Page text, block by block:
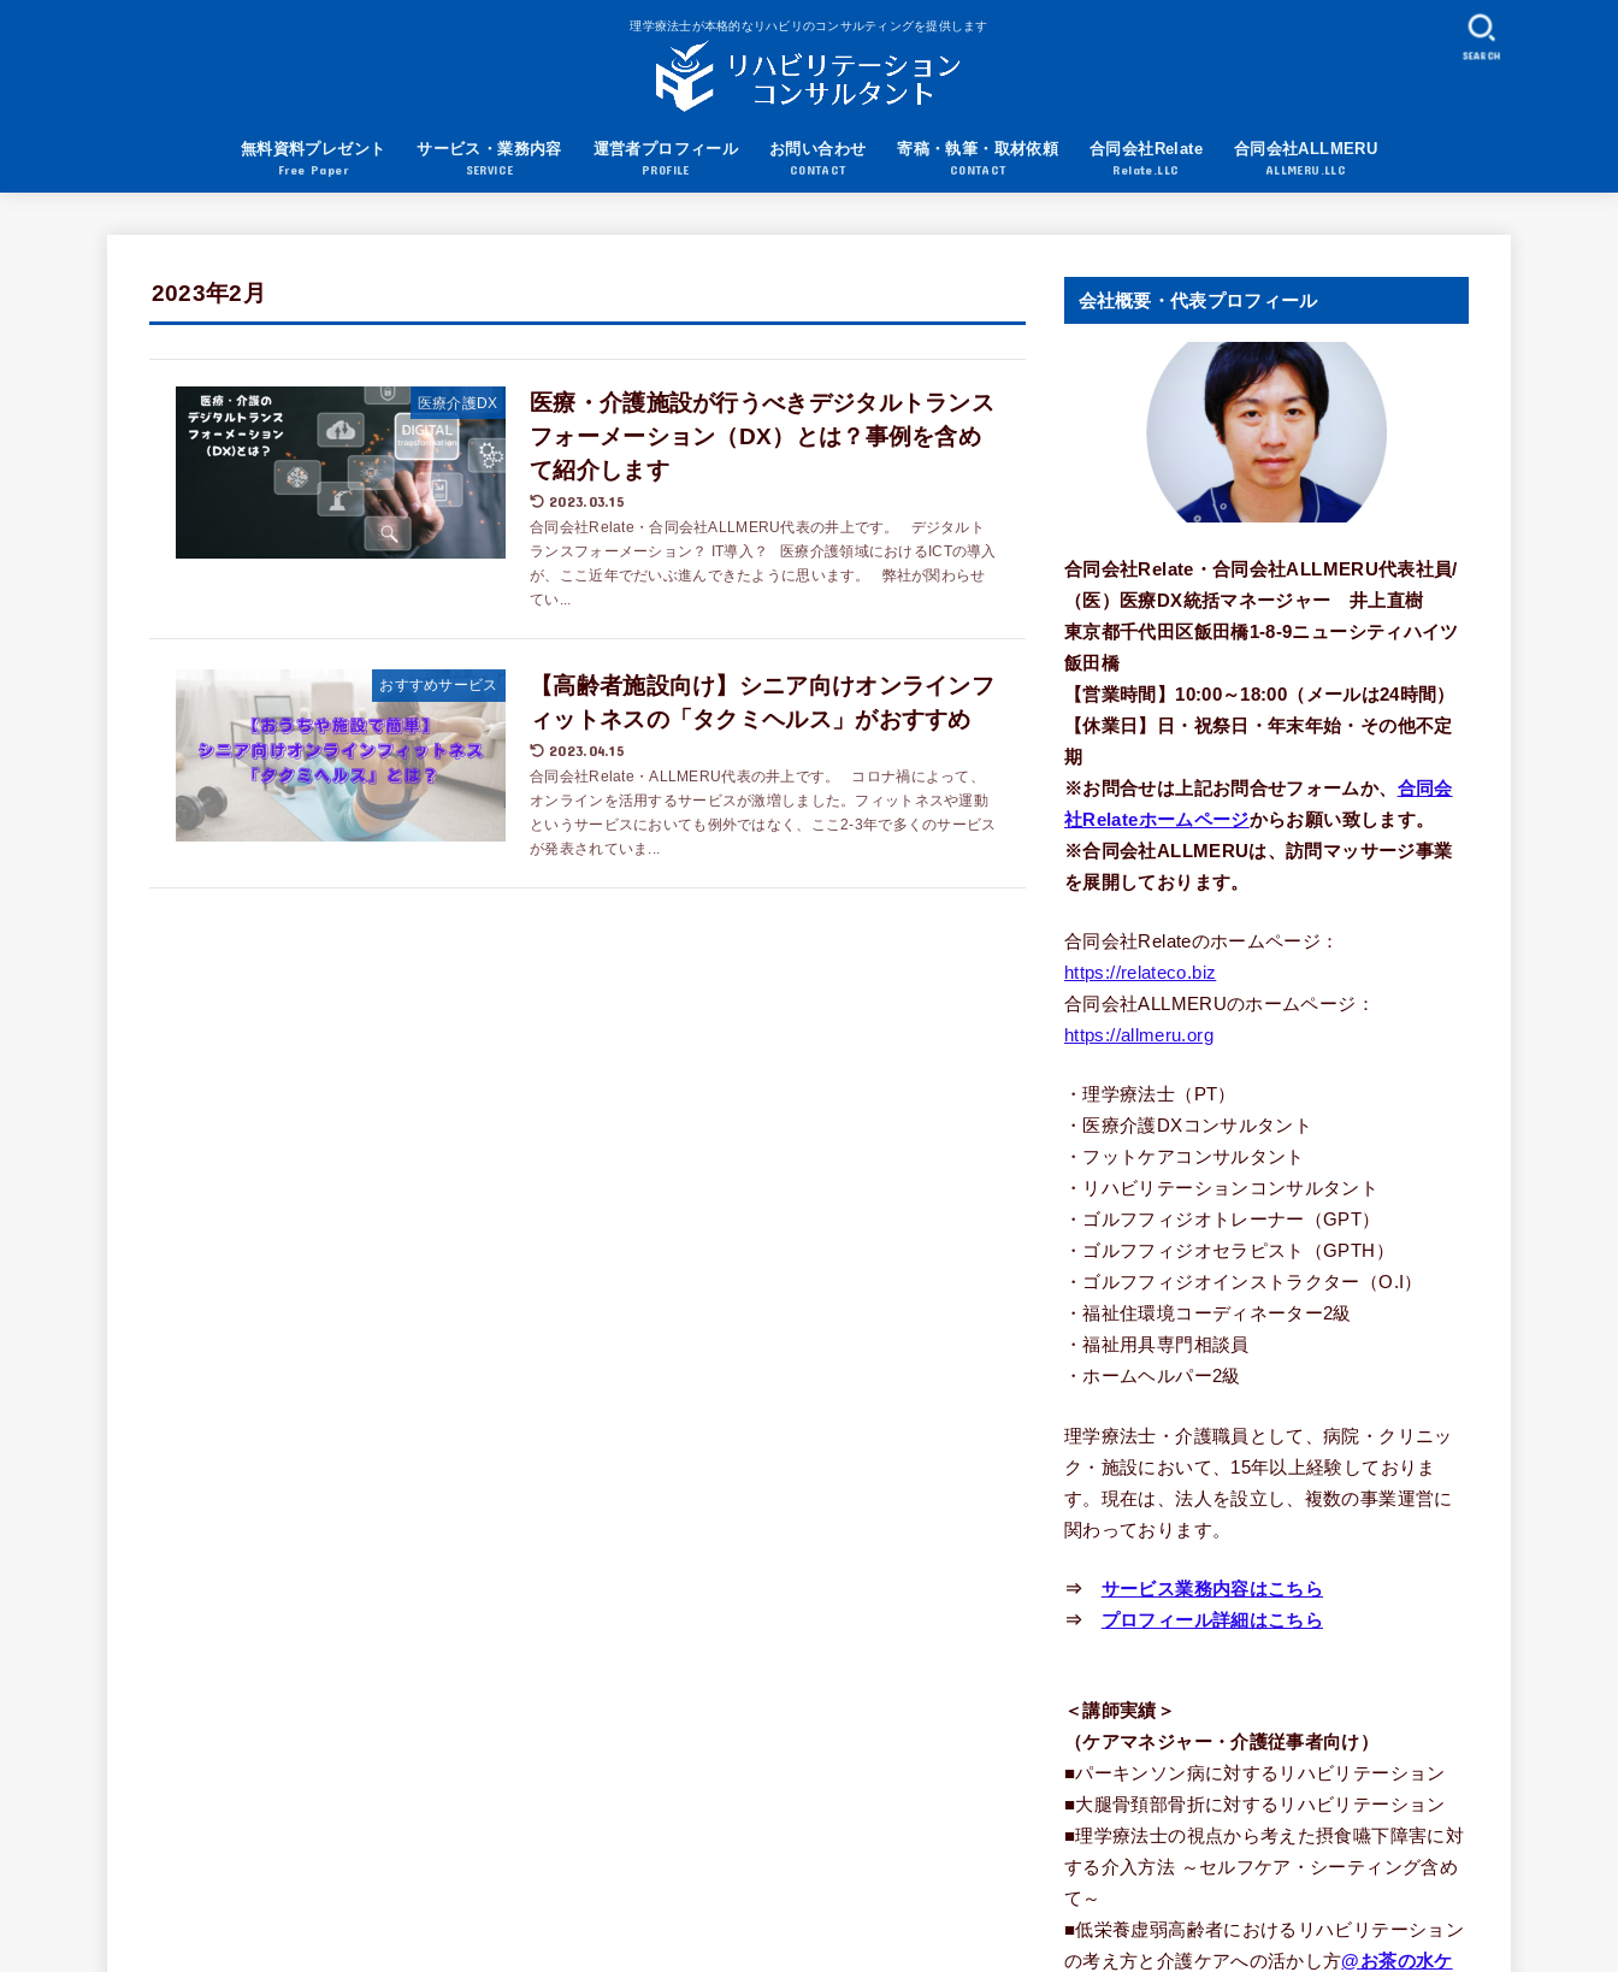
理学療法士が本格的なリハビリのコンサルティングを提供します
無料資料プレゼント
Free Paper
サービス・業務内容
SERVICE
運営者プロフィール
PROFILE
お問い合わせ
CONTACT
寄稿・執筆・取材依頼
CONTACT
合同会社Relate
Relate.LLC
合同会社ALLMERU
ALLMERU.LLC
SEARCH
2023年2月
医療介護DX
医療・介護施設が行うべきデジタルトランス
フォーメーション（DX）とは？事例を含め
て紹介します
2023.03.15
合同会社Relate・合同会社ALLMERU代表の井上です。 デジタルト
ランスフォーメーション？ IT導入？ 医療介護領域におけるICTの導入
が、ここ近年でだいぶ進んできたように思います。 弊社が関わらせ
てい...
おすすめサービス
【高齢者施設向け】シニア向けオンラインフ
ィットネスの「タクミヘルス」がおすすめ
2023.04.15
合同会社Relate・ALLMERU代表の井上です。 コロナ禍によって、
オンラインを活用するサービスが激増しました。フィットネスや運動
というサービスにおいても例外ではなく、ここ2-3年で多くのサービス
が発表されていま...
会社概要・代表プロフィール
合同会社Relate・合同会社ALLMERU代表社員/
（医）医療DX統括マネージャー 井上直樹
東京都千代田区飯田橋1-8-9ニューシティハイツ
飯田橋
【営業時間】10:00～18:00（メールは24時間）
【休業日】日・祝祭日・年末年始・その他不定
期
※お問合せは上記お問合せフォームか、 合同会
社Relateホームページからお願い致します。
※合同会社ALLMERUは、訪問マッサージ事業
を展開しております。
合同会社Relateのホームページ：
https://relateco.biz
合同会社ALLMERUのホームページ：
https://allmeru.org
・理学療法士（PT）
・医療介護DXコンサルタント
・フットケアコンサルタント
・リハビリテーションコンサルタント
・ゴルフフィジオトレーナー（GPT）
・ゴルフフィジオセラピスト（GPTH）
・ゴルフフィジオインストラクター（O.I）
・福祉住環境コーディネーター2級
・福祉用具専門相談員
・ホームヘルパー2級
理学療法士・介護職員として、病院・クリニッ
ク・施設において、15年以上経験しておりま
す。現在は、法人を設立し、複数の事業運営に
関わっております。
⇒ サービス業務内容はこちら
⇒ プロフィール詳細はこちら
＜講師実績＞
（ケアマネジャー・介護従事者向け）
■パーキンソン病に対するリハビリテーション
■大腿骨頚部骨折に対するリハビリテーション
■理学療法士の視点から考えた摂食嚥下障害に対
する介入方法 ～セルフケア・シーティング含め
て～
■低栄養虚弱高齢者におけるリハビリテーション
の考え方と介護ケアへの活かし方@お茶の水ケ